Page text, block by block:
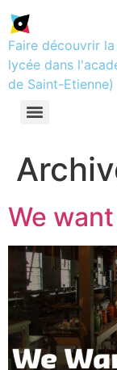
Faire découvrir
lycée dans
de Saint-Etienne)
We